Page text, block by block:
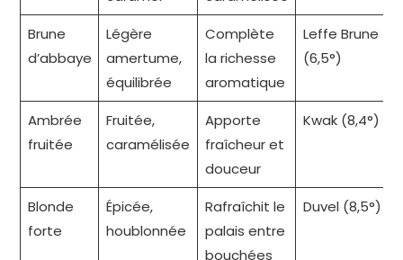
Brune
d’abbaye
Légère
amertume,
équilibrée
Complète
la richesse
aromatique
Leffe Brune
(6,5°)
Ambrée
fruitée
Fruitée,
caramélisée
Apporte
fraîcheur et
douceur
Kwak (8,4°)
Blonde
forte
Épicée,
houblonnée
Rafraîchit le
palais entre
bouchées
Duvel (8,5°)